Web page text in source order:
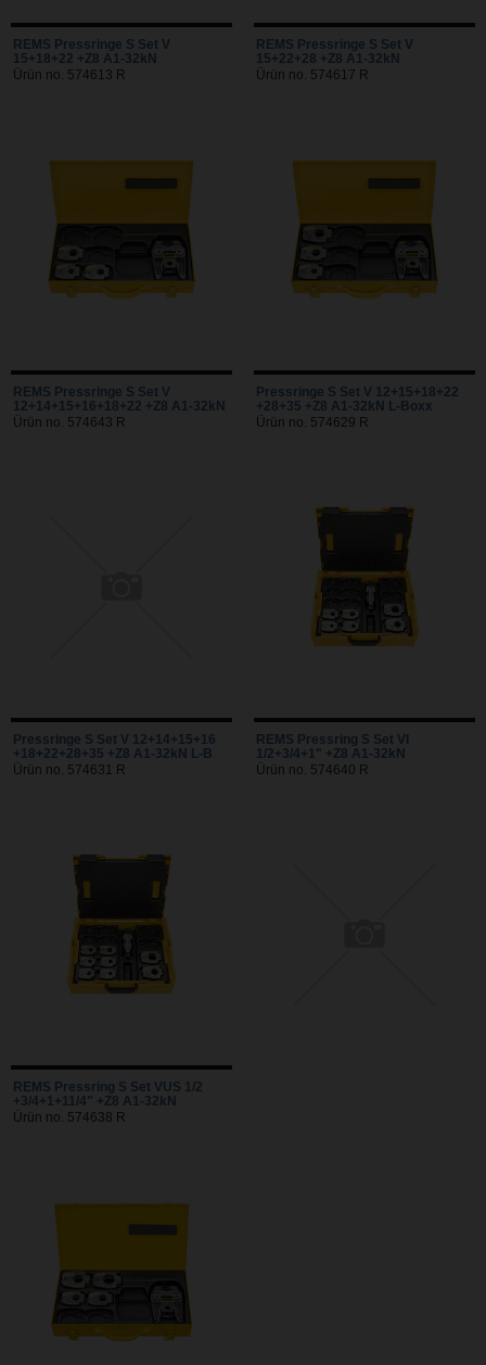
REMS Pressringe S Set V
15+18+22 +Z8 A1-32kN
Ürün no. 574613 R
REMS Pressringe S Set V
15+22+28 +Z8 A1-32kN
Ürün no. 574617 R
REMS Pressringe S Set V
12+14+15+16+18+22 +Z8 A1-32kN
Ürün no. 574643 R
Pressringe S Set V 12+15+18+22
+28+35 +Z8 A1-32kN L-Boxx
Ürün no. 574629 R
Pressringe S Set V 12+14+15+16
+18+22+28+35 +Z8 A1-32kN L-B
Ürün no. 574631 R
REMS Pressring S Set VI
1/2+3/4+1" +Z8 A1-32kN
Ürün no. 574640 R
REMS Pressring S Set VUS 1/2
+3/4+1+11/4" +Z8 A1-32kN
Ürün no. 574638 R